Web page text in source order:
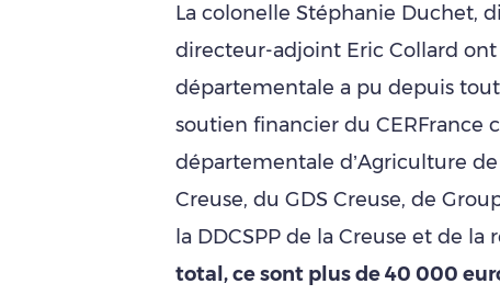
La colonelle Stéphanie Duchet,
directeur-adjoint Eric Collard
départementale a pu depuis
soutien financier du CERFrance
départementale d’Agriculture de
Creuse, du GDS Creuse, de
la DDCSPP de la Creuse et de
total, ce sont plus de 40 000